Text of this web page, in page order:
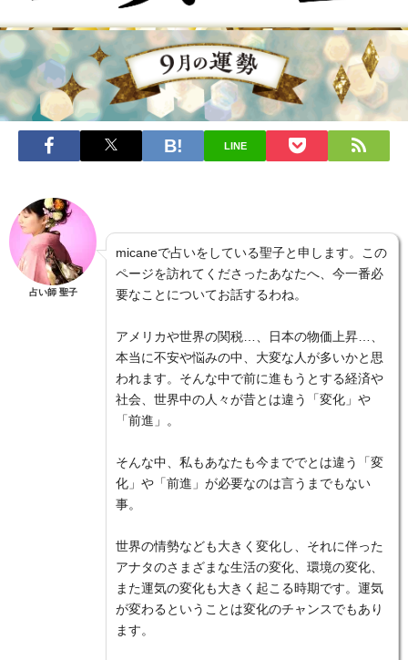
LINE
占い師 聖子
micaneで占いをしている聖子と申します。この
ページを訪れてくださったあなたへ、今一番必
要なことについてお話するわね。
アメリカや世界の関税…、日本の物価上昇…、
本当に不安や悩みの中、大変な人が多いかと思
われます。そんな中で前に進もうとする経済や
社会、世界中の人々が昔とは違う「変化」や
「前進」。
そんな中、私もあなたも今まででとは違う「変
化」や「前進」が必要なのは言うまでもない
事。
世界の情勢なども大きく変化し、それに伴った
アナタのさまざまな生活の変化、環境の変化、
また運気の変化も大きく起こる時期です。運気
が変わるということは変化のチャンスでもあり
ます。